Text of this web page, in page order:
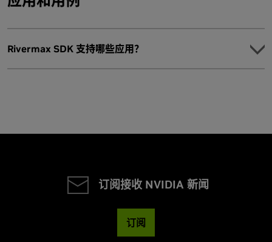
Rivermax SDK 支持哪些应用？
H.264 和 H.265 压缩数据
ST2110-22 的 JPEG-XS
订阅接收 NVIDIA 新闻
订阅